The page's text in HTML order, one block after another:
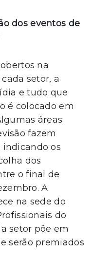
dos eventos de
na
setor, a
e tudo que
é colocado em
áreas
fazem
indicando os
dos
o final de
A
na sede do
do
setor põe em
serão premiados